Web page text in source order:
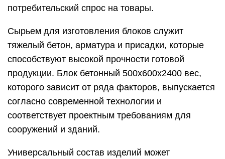
потребительский спрос на товары.
Сырьем для изготовления блоков служит
тяжелый бетон, арматура и присадки, которые
способствуют высокой прочности готовой
продукции. Блок бетонный 500х600х2400 вес,
которого зависит от ряда факторов, выпускается
согласно современной технологии и
соответствует проектным требованиям для
сооружений и зданий.
Универсальный состав изделий может